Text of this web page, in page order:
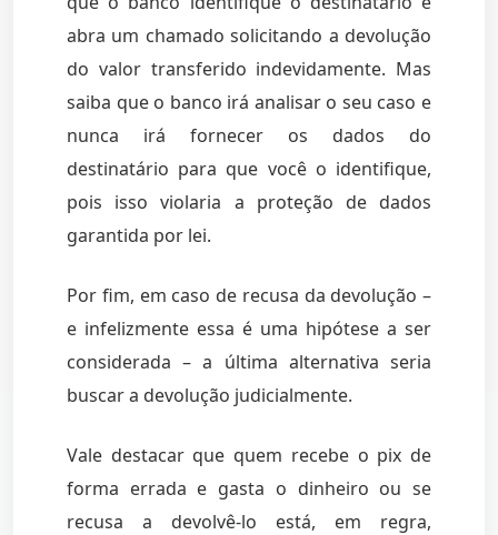
abra um chamado solicitando a devolução
do valor transferido indevidamente. Mas
saiba que o banco irá analisar o seu caso e
nunca irá fornecer os dados do
destinatário para que você o identifique,
pois isso violaria a proteção de dados
garantida por lei.
Por fim, em caso de recusa da devolução –
e infelizmente essa é uma hipótese a ser
considerada – a última alternativa seria
buscar a devolução judicialmente.
Vale destacar que quem recebe o pix de
forma errada e gasta o dinheiro ou se
recusa a devolvê-lo está, em regra,